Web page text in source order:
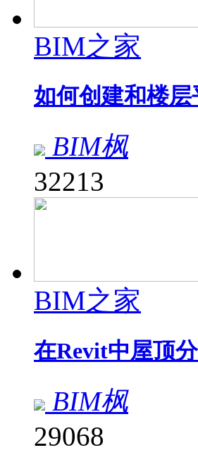
BIM之家
如何创建和楼
BIM枫
32213
BIM之家
在Revit中屋顶
BIM枫
29068